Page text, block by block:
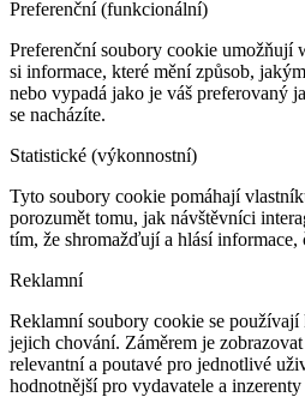
Preferenční (funkcionální)
Preferenční soubory cookie umožňují
si informace, které mění způsob,
nebo vypadá jako je váš preferovaný
se nacházíte.
Statistické (výkonnostní)
Tyto soubory cookie pomáhají
porozumět tomu, jak návštěvníci
tím, že shromažďují a hlásí informace,
Reklamní
Reklamní soubory cookie se používají
jejich chování. Záměrem je
relevantní a poutavé pro jednotlivé
hodnotnější pro vydavatele a inzerenty